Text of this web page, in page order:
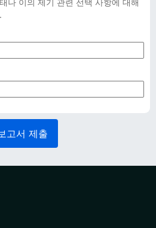
나 이의 제기 관련 선택 사항에 대해
고서 제출